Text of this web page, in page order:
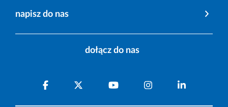
napisz do nas
dołącz do nas